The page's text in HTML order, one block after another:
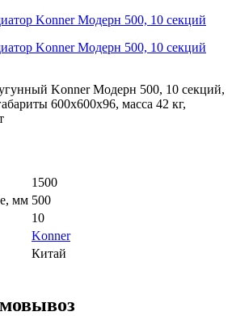
Konner Модерн 500, 10 секций,
600x600x96, масса 42 кг,
1500
мм 500
10
Konner
Китай